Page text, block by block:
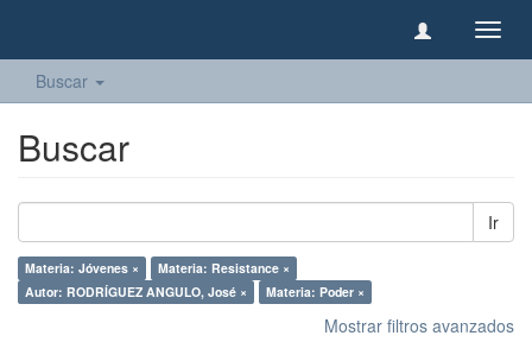
Buscar
Buscar
Ir
Materia: Jóvenes ×
Materia: Resistance ×
Autor: RODRÍGUEZ ANGULO, José ×
Materia: Poder ×
Mostrar filtros avanzados